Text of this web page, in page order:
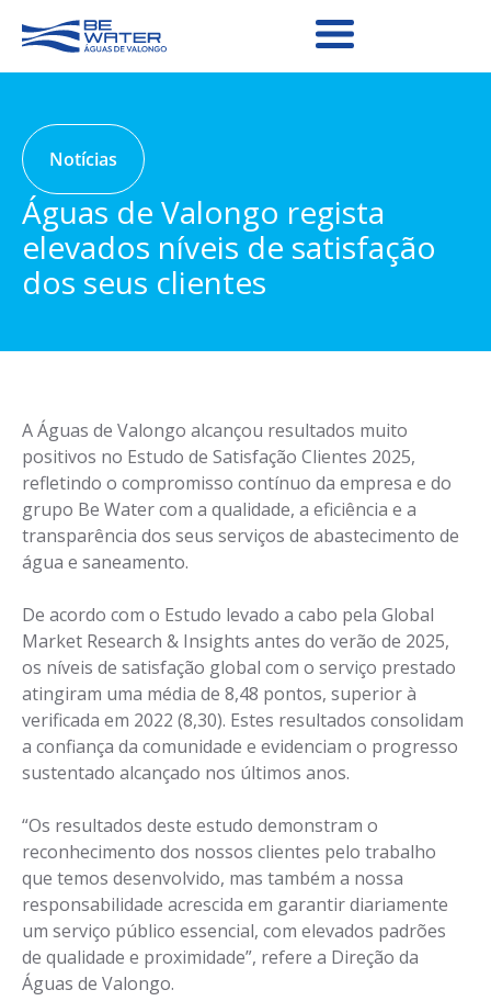
Notícias
Águas de Valongo regista
elevados níveis de satisfação
dos seus clientes
A Águas de Valongo alcançou resultados muito
positivos no Estudo de Satisfação Clientes 2025,
refletindo o compromisso contínuo da empresa e do
grupo Be Water com a qualidade, a eficiência e a
transparência dos seus serviços de abastecimento de
água e saneamento.
De acordo com o Estudo levado a cabo pela Global
Market Research & Insights antes do verão de 2025,
os níveis de satisfação global com o serviço prestado
atingiram uma média de 8,48 pontos, superior à
verificada em 2022 (8,30). Estes resultados consolidam
a confiança da comunidade e evidenciam o progresso
sustentado alcançado nos últimos anos.
“Os resultados deste estudo demonstram o
reconhecimento dos nossos clientes pelo trabalho
que temos desenvolvido, mas também a nossa
responsabilidade acrescida em garantir diariamente
um serviço público essencial, com elevados padrões
de qualidade e proximidade”, refere a Direção da
Águas de Valongo.